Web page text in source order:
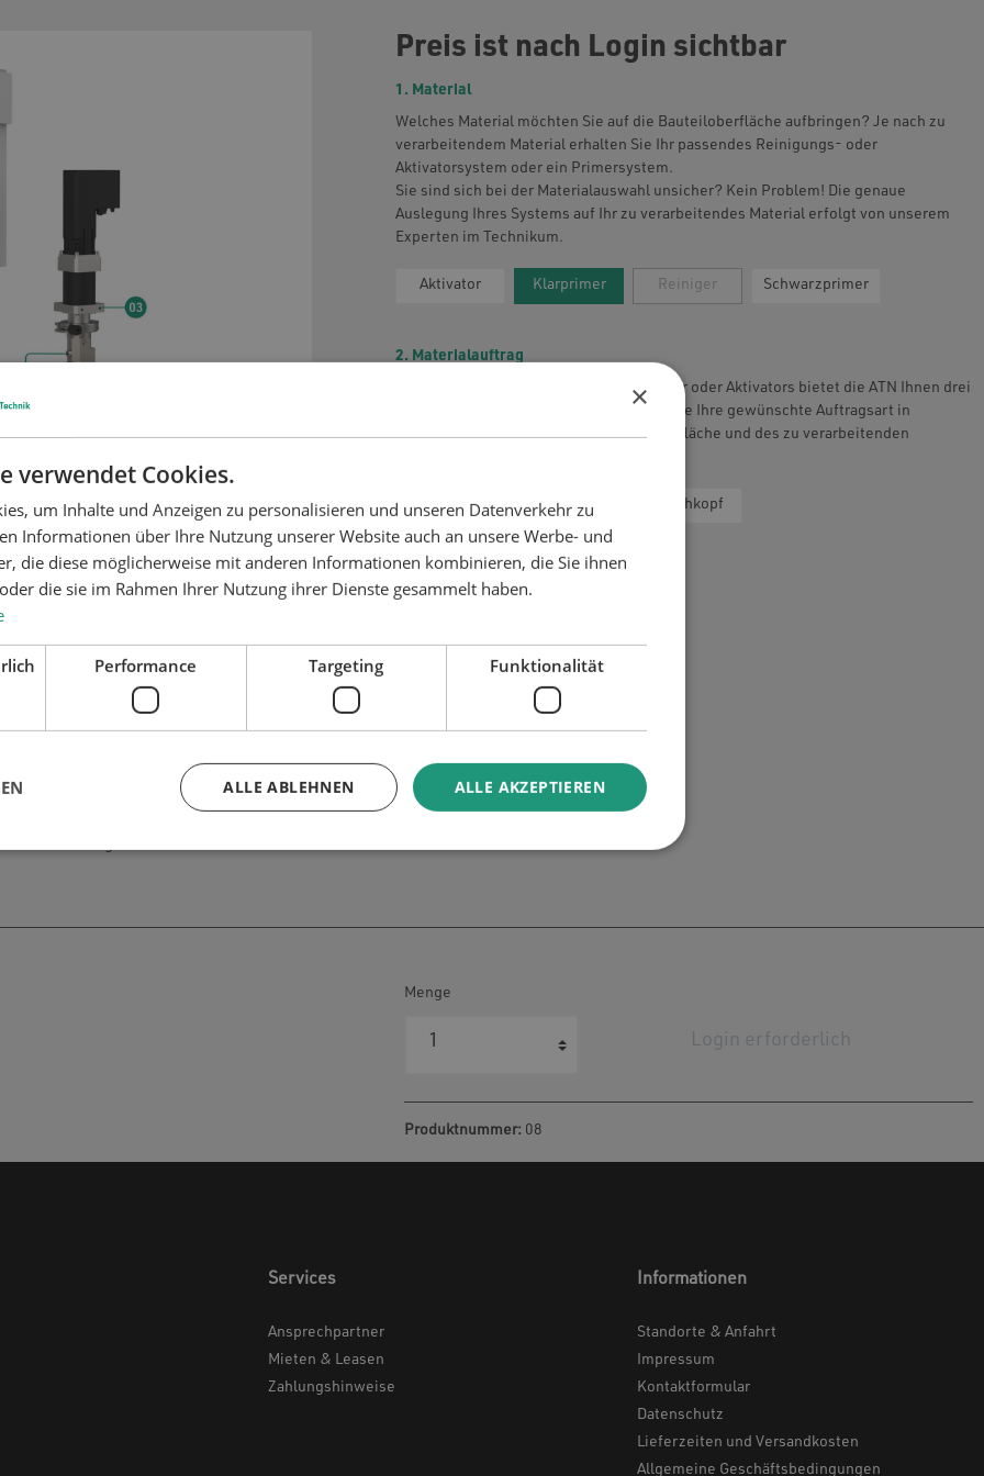
sich perfekt für die Applikation von
einem Materialdruckbehälter (01), welcher
wird der Klarprimer/Aktivator zum
dieses wahlweise auf einen Filz oder
gezogen wird. Gesteuert wird das System
Klarprimer wahlweise mit Filz oder Pinsel
IFC
Preis ist nach Login sichtbar
1. Material
Welches Material möchten Sie auf die Bauteiloberfläche aufbringen? Je nach zu
verarbeitendem Material erhalten Sie Ihr passendes Reinigungs- oder
Aktivatorsystem oder ein Primersystem.
Sie sind sich bei der Materialauswahl unsicher? Kein Problem! Die genaue
Auslegung Ihres Systems auf Ihr zu verarbeitendes Material erfolgt von unserem
Experten im Technikum.
Aktivator Klarprimer Reiniger Schwarzprimer
2. Materialauftrag
Beim Auftragen des Reinigers bzw. Primer oder Aktivators bietet die ATN Ihnen drei
verschiedene Auftragsarten an. Wählen Sie Ihre gewünschte Auftragsart in
Abhängigkeit von Ihrem Bauteil, der Oberfläche und des zu verarbeitenden
Filz Pinsel Sprühkopf
Menge
Login erforderlich
Produktnummer: 08
Services
Ansprechpartner
Mieten & Leasen
Zahlungshinweise
Informationen
Standorte & Anfahrt
Impressum
Kontaktformular
Datenschutz
Lieferzeiten und Versandkosten
Allgemeine Geschäftsbedingungen
×
verwendet Cookies.
um Inhalte und Anzeigen zu personalisieren und unseren Datenverkehr zu
Informationen über Ihre Nutzung unserer Website auch an unsere Werbe- und
die diese möglicherweise mit anderen Informationen kombinieren, die Sie ihnen
die sie im Rahmen Ihrer Nutzung ihrer Dienste gesammelt haben.
Performance Targeting Funktionalität
ALLE AKZEPTIEREN
ALLE ABLEHNEN